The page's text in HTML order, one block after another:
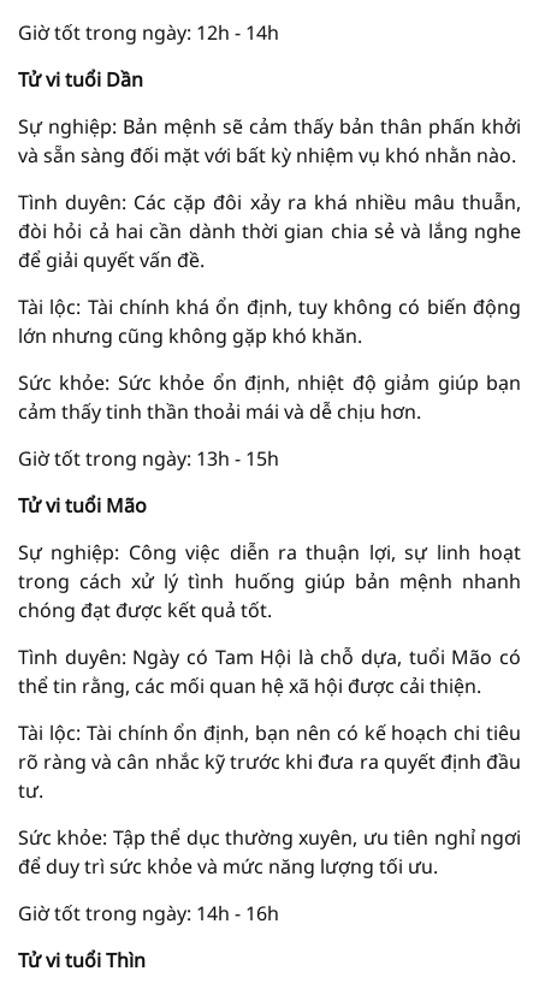
Giờ tốt trong ngày: 12h - 14h
Tử vi tuổi Dần
Sự nghiệp: Bản mệnh sẽ cảm thấy bản thân phấn khởi
và sẵn sàng đối mặt với bất kỳ nhiệm vụ khó nhằn nào.
Tình duyên: Các cặp đôi xảy ra khá nhiều mâu thuẫn,
đòi hỏi cả hai cần dành thời gian chia sẻ và lắng nghe
để giải quyết vấn đề.
Tài lộc: Tài chính khá ổn định, tuy không có biến động
lớn nhưng cũng không gặp khó khăn.
Sức khỏe: Sức khỏe ổn định, nhiệt độ giảm giúp bạn
cảm thấy tinh thần thoải mái và dễ chịu hơn.
Giờ tốt trong ngày: 13h - 15h
Tử vi tuổi Mão
Sự nghiệp: Công việc diễn ra thuận lợi, sự linh hoạt
trong cách xử lý tình huống giúp bản mệnh nhanh
chóng đạt được kết quả tốt.
Tình duyên: Ngày có Tam Hội là chỗ dựa, tuổi Mão có
thể tin rằng, các mối quan hệ xã hội được cải thiện.
Tài lộc: Tài chính ổn định, bạn nên có kế hoạch chi tiêu
rõ ràng và cân nhắc kỹ trước khi đưa ra quyết định đầu
tư.
Sức khỏe: Tập thể dục thường xuyên, ưu tiên nghỉ ngơi
để duy trì sức khỏe và mức năng lượng tối ưu.
Giờ tốt trong ngày: 14h - 16h
Tử vi tuổi Thìn